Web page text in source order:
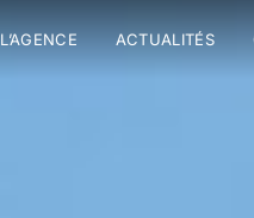
L’AGENCE ACTUALITÉS